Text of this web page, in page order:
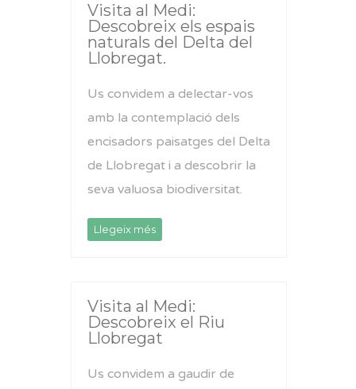
Visita al Medi:
Descobreix els espais
naturals del Delta del
Llobregat.
Us convidem a delectar-vos
amb la contemplació dels
encisadors paisatges del Delta
de Llobregat i a descobrir la
seva valuosa biodiversitat.
Llegeix més
Visita al Medi:
Descobreix el Riu
Llobregat
Us convidem a gaudir de